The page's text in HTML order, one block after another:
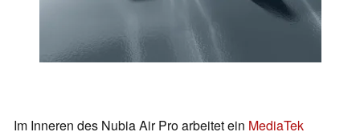
Im Inneren des Nubia Air Pro arbeitet ein MediaTek